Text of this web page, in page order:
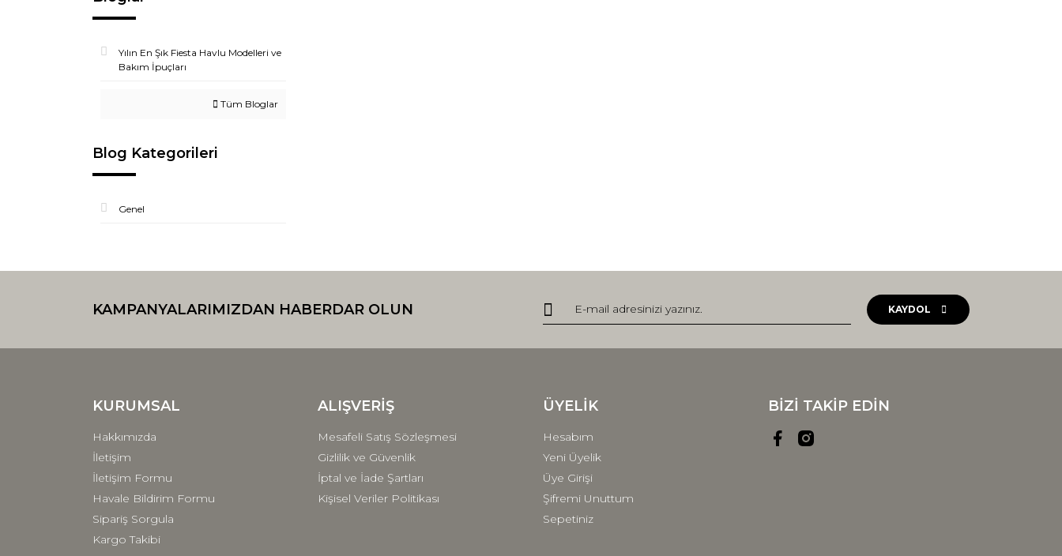
Yılın En Şık Fiesta Havlu Modelleri ve
Bakım İpuçları
Tüm Bloglar
Blog Kategorileri
Genel
KAMPANYALARIMIZDAN HABERDAR OLUN KAYDOL
KURUMSAL
Hakkımızda
İletişim
İletişim Formu
Havale Bildirim Formu
Sipariş Sorgula
Kargo Takibi
ALIŞVERİŞ
Mesafeli Satış Sözleşmesi
Gizlilik ve Güvenlik
İptal ve İade Şartları
Kişisel Veriler Politikası
ÜYELİK
Hesabım
Yeni Üyelik
Üye Girişi
Şifremi Unuttum
Sepetiniz
BİZİ TAKİP EDİN